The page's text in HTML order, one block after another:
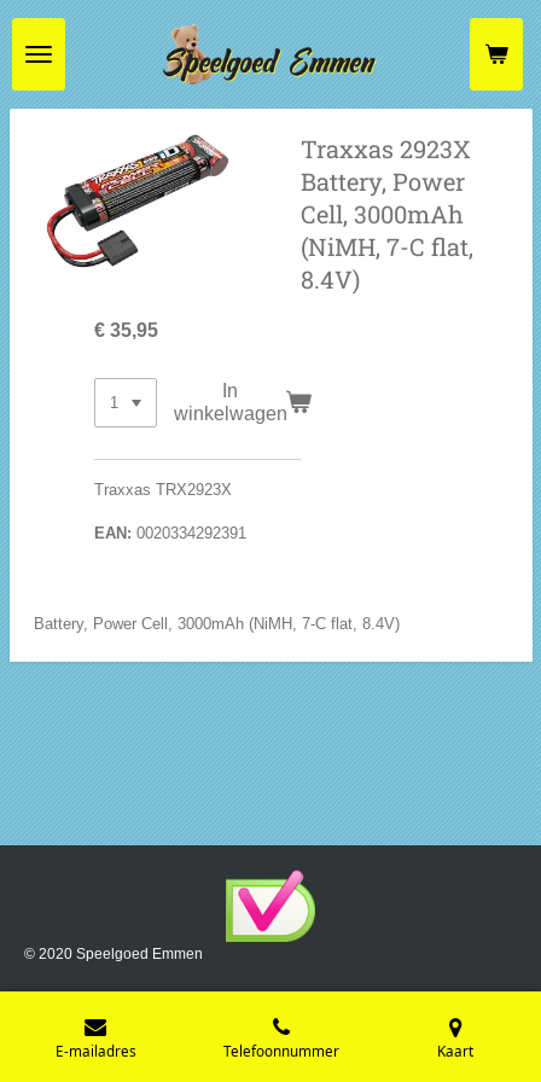
Ga
direct
naar
de
Traxxas 2923X
Battery, Power
Cell, 3000mAh
(NiMH, 7-C flat,
8.4V)
€ 35,95
In
winkelwagen
Traxxas TRX2923X
EAN: 0020334292391
Battery, Power Cell, 3000mAh (NiMH, 7-C flat, 8.4V)
© 2020 Speelgoed Emmen
E-mailadres Telefoonnummer Kaart